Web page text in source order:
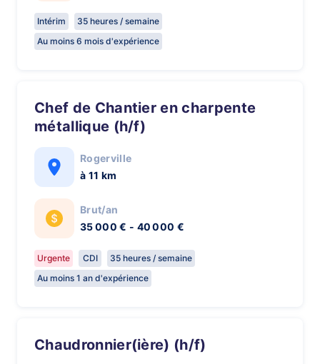
Intérim
35 heures / semaine
Au moins 6 mois d'expérience
Chef de Chantier en charpente
métallique (h/f)
Rogerville
à 11 km
Brut/an
35 000 € - 40 000 €
Urgente CDI
35 heures / semaine
Au moins 1 an d'expérience
Chaudronnier(ière) (h/f)